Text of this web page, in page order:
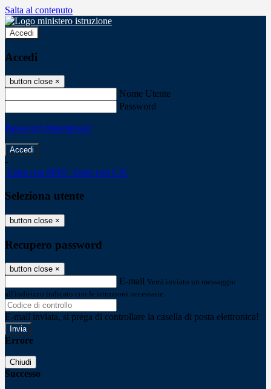
Salta al contenuto
Accedi
Accedi
button close ×
Nome Utente
Password
Password dimenticata?
-
Entra con SPID Entra con CIE
Seleziona utente
button close ×
Recupero password
button close ×
E-mail Verrà inviato un messaggio
all'indirizzo indicato con le istruzioni necessarie.
E-mail inviata, si prega di controllare la casella di posta elettronica!
Errore
Chiudi
Successo